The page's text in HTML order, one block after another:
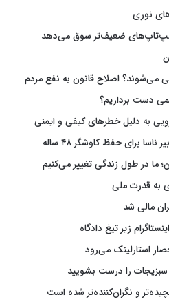
نوری
لپ‌تاپ‌های ضعیف‌تر سوق می‌دهد
می‌شوند؟ اصلاح قانون به نفع مردم
دست برداریم؟
ما در طول زندگی تغییر می‌کنیم
به قدرت ملی
مالی شد
سبزیجات را درست بشویید
و نگران‌کننده‌تر شده است